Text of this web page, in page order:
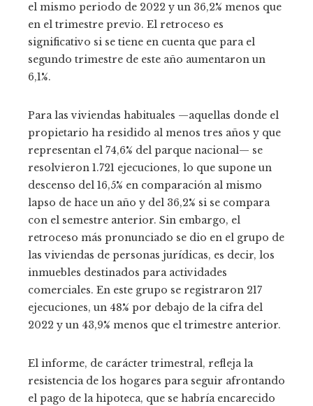
el mismo periodo de 2022 y un 36,2% menos que
en el trimestre previo. El retroceso es
significativo si se tiene en cuenta que para el
segundo trimestre de este año aumentaron un
6,1%.
Para las viviendas habituales —aquellas donde el
propietario ha residido al menos tres años y que
representan el 74,6% del parque nacional— se
resolvieron 1.721 ejecuciones, lo que supone un
descenso del 16,5% en comparación al mismo
lapso de hace un año y del 36,2% si se compara
con el semestre anterior. Sin embargo, el
retroceso más pronunciado se dio en el grupo de
las viviendas de personas jurídicas, es decir, los
inmuebles destinados para actividades
comerciales. En este grupo se registraron 217
ejecuciones, un 48% por debajo de la cifra del
2022 y un 43,9% menos que el trimestre anterior.
El informe, de carácter trimestral, refleja la
resistencia de los hogares para seguir afrontando
el pago de la hipoteca, que se habría encarecido